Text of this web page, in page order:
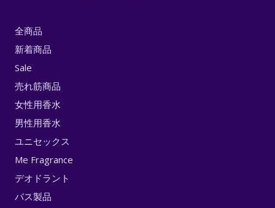
全商品
新着商品
Sale
売れ筋商品
女性用香水
男性用香水
ユニセックス
Me Fragrance
デオドラント
バス製品